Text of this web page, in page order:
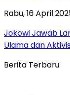
Rabu, 16 April
Jokowi Jawab
Ulama dan
Berita Terbaru